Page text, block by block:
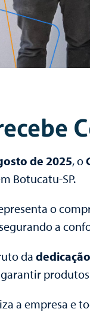
de 2025, o
Botucatu-SP.
o
a
da
a empresa e